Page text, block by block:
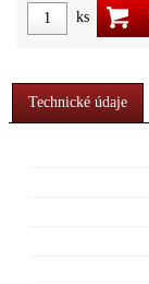
ks
Technické údaje